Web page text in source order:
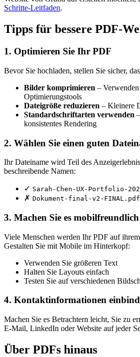
Schritte-Leitfaden.
Tipps für bessere PDF-
1. Optimieren Sie Ihr PDF
Bevor Sie hochladen, stellen Sie sicher,
Bilder komprimieren –
Optimierungstools
Dateigröße reduzieren – Kleinere
Standardschriftarten verwenden
konsistentes Rendering
2. Wählen Sie einen guten
Ihr Dateiname wird Teil des
beschreibende Namen:
✓ Sarah-Chen-UX-Portfolio-
✗ Dokument-final-v2-FINAL.pdf
3. Machen Sie es mobilfreundlich
Viele Menschen werden Ihr PDF auf
Gestalten Sie mit Mobile im Hinterkopf:
Verwenden Sie größeren Text
Halten Sie Layouts einfach
Testen Sie auf verschiedenen
4. Kontaktinformationen
Machen Sie es Betrachtern leicht, Sie zu
E-Mail, LinkedIn oder Website auf jeder
Über PDFs hinaus